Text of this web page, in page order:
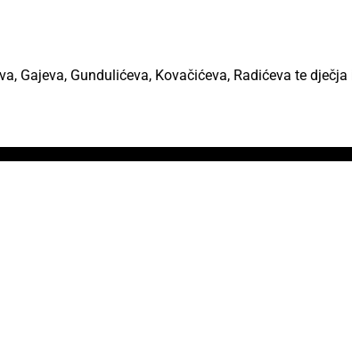
Gajeva, Gundulićeva, Kovačićeva, Radićeva te